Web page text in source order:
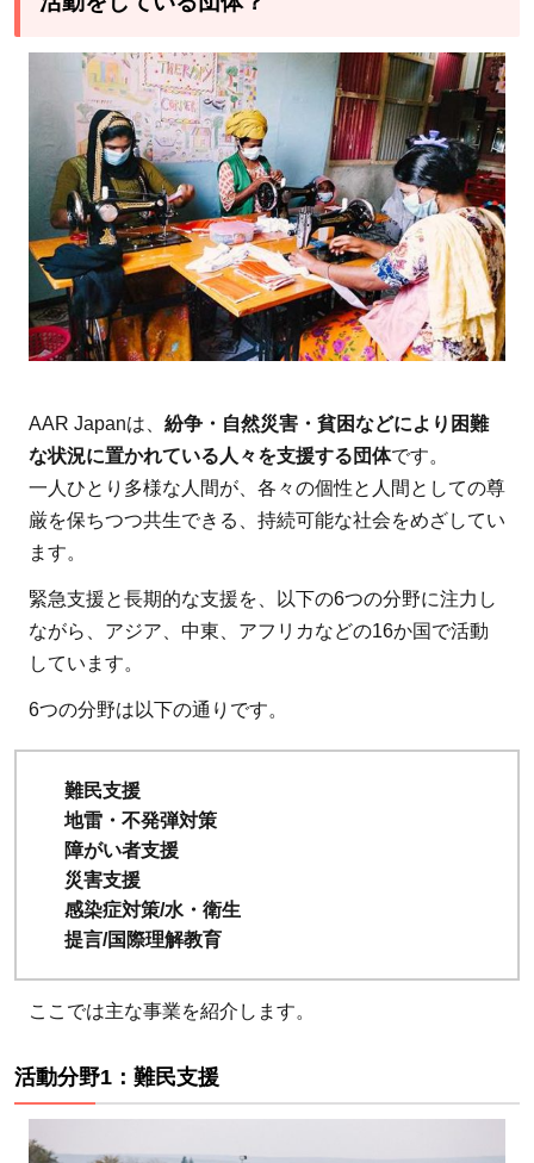
ビリ指
供
2.3.2
教育支
援
2.3.3
障がい
者の社
会的・
経済的
自立の
ト
3 AAR
Japan［難
民を助け
る会］の
寄付の使
い道
3.1
Japan［難
1,500円寄
付すると
何ができ
るのか
3.2 AAR
る会］の
使い道の
実績
4 まと
AAR Japanは、 紛争・自然災害・貧困などにより困難
な状況に置かれている人々を支援する団体です。
一人ひとり多様な人間が、各々の個性と人間としての尊
厳を保ちつつ共生できる、持続可能な社会をめざしてい
ます。
緊急支援と長期的な支援を、以下の6つの分野に注力し
ながら、アジア、中東、アフリカなどの16か国で活動
しています。
6つの分野は以下の通りです。
難民支援
地雷・不発弾対策
障がい者支援
災害支援
感染症対策/水・衛生
提言/国際理解教育
ここでは主な事業を紹介します。
活動分野1：難民支援